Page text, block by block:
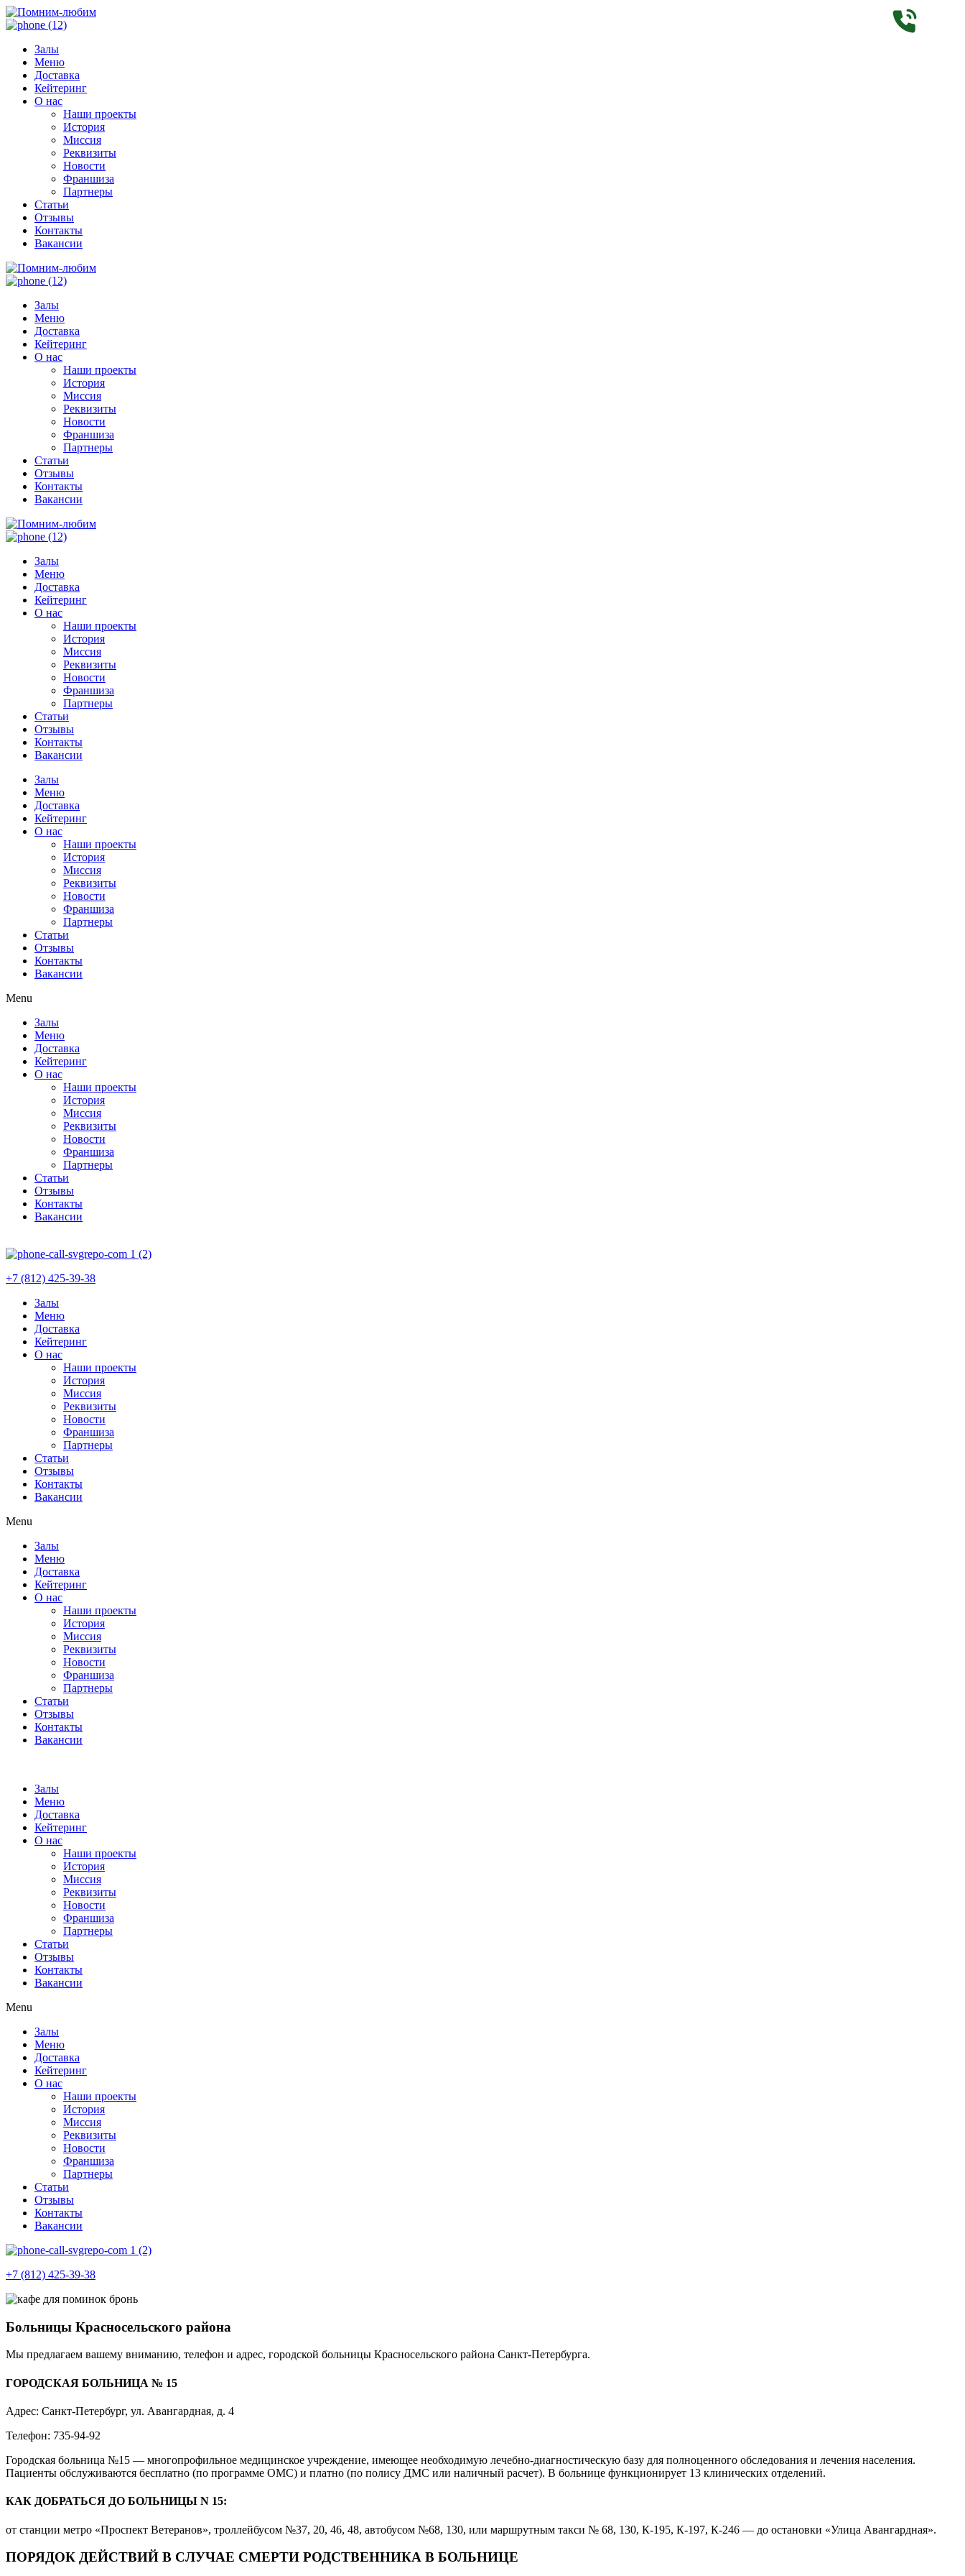
Залы
Меню
Доставка
Кейтеринг
О нас
Наши проекты
История
Миссия
Реквизиты
Новости
Франшиза
Партнеры
Статьи
Отзывы
Контакты
Вакансии
Залы
Меню
Доставка
Кейтеринг
О нас
Наши проекты
История
Миссия
Реквизиты
Новости
Франшиза
Партнеры
Статьи
Отзывы
Контакты
Вакансии
Залы
Меню
Доставка
Кейтеринг
О нас
Наши проекты
История
Миссия
Реквизиты
Новости
Франшиза
Партнеры
Статьи
Отзывы
Контакты
Вакансии
Залы
Меню
Доставка
Кейтеринг
О нас
Наши проекты
История
Миссия
Реквизиты
Новости
Франшиза
Партнеры
Статьи
Отзывы
Контакты
Вакансии
Menu
Залы
Меню
Доставка
Кейтеринг
О нас
Наши проекты
История
Миссия
Реквизиты
Новости
Франшиза
Партнеры
Статьи
Отзывы
Контакты
Вакансии
+7 (812) 425-39-38
Залы
Меню
Доставка
Кейтеринг
О нас
Наши проекты
История
Миссия
Реквизиты
Новости
Франшиза
Партнеры
Статьи
Отзывы
Контакты
Вакансии
Menu
Залы
Меню
Доставка
Кейтеринг
О нас
Наши проекты
История
Миссия
Реквизиты
Новости
Франшиза
Партнеры
Статьи
Отзывы
Контакты
Вакансии
Залы
Меню
Доставка
Кейтеринг
О нас
Наши проекты
История
Миссия
Реквизиты
Новости
Франшиза
Партнеры
Статьи
Отзывы
Контакты
Вакансии
Menu
Залы
Меню
Доставка
Кейтеринг
О нас
Наши проекты
История
Миссия
Реквизиты
Новости
Франшиза
Партнеры
Статьи
Отзывы
Контакты
Вакансии
+7 (812) 425-39-38
Больницы Красносельского района
Мы предлагаем вашему вниманию, телефон и адрес, городской больницы Красносельского района Санкт-Петербурга.
ГОРОДСКАЯ БОЛЬНИЦА № 15
Адрес: Санкт-Петербург, ул. Авангардная, д. 4
Телефон: 735-94-92
Городская больница №15 — многопрофильное медицинское учреждение, имеющее необходимую лечебно-диагностическую базу для полноценного обследования и лечения населения.
Пациенты обслуживаются бесплатно (по программе ОМС) и платно (по полису ДМС или наличный расчет). В больнице функционирует 13 клинических отделений.
КАК ДОБРАТЬСЯ ДО БОЛЬНИЦЫ N 15:
от станции метро «Проспект Ветеранов», троллейбусом №37, 20, 46, 48, автобусом №68, 130, или маршрутным такси № 68, 130, К-195, К-197, К-246 — до остановки «Улица Авангардная».
ПОРЯДОК ДЕЙСТВИЙ В СЛУЧАЕ СМЕРТИ РОДСТВЕННИКА В БОЛЬНИЦЕ